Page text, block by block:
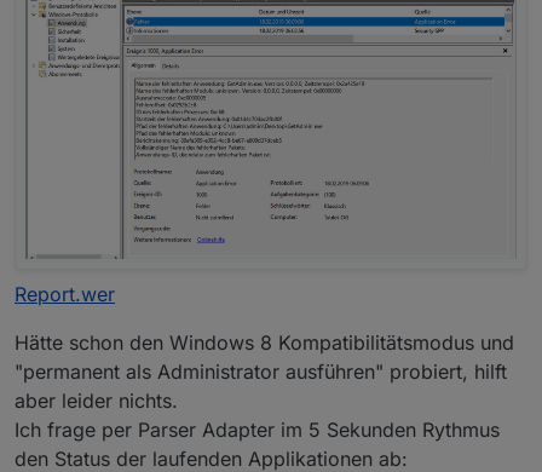
Report.wer
Hätte schon den Windows 8 Kompatibilitätsmodus und
"permanent als Administrator ausführen" probiert, hilft
aber leider nichts.
Ich frage per Parser Adapter im 5 Sekunden Rythmus
den Status der laufenden Applikationen ab: